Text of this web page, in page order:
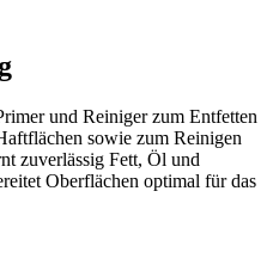
und Reiniger zum Entfetten
sowie zum Reinigen
zuverlässig Fett, Öl und
Oberflächen optimal für das